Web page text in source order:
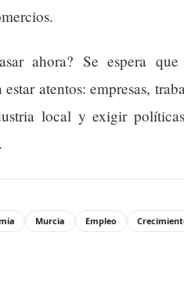
ahora? Se espera
estar atentos: empresas,
local y exigir
Murcia Empleo